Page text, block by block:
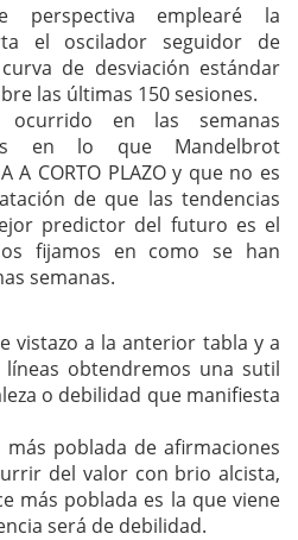
emplearé la
el oscilador seguidor de
de desviación estándar
las últimas 150 sesiones.
ocurrido en las semanas
en lo que Mandelbrot
A CORTO PLAZO y que no es
de que las tendencias
predictor del futuro es el
fijamos en como se han
semanas.
vistazo a la anterior tabla y a
obtendremos una sutil
o debilidad que manifiesta
poblada de afirmaciones
del valor con brio alcista,
más poblada es la que viene
será de debilidad.